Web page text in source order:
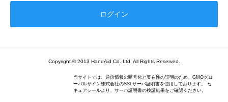
Copyright © 2013 HandAid Co.,Ltd. All Rights Reserved.
当サイトでは、通信情報の暗号化と実在性の証明のため、GMOグロ
ーバルサイン株式会社のSSLサーバ証明書を使用しております。 セ
キュアシールより、サーバ証明書の検証結果をご確認ください。